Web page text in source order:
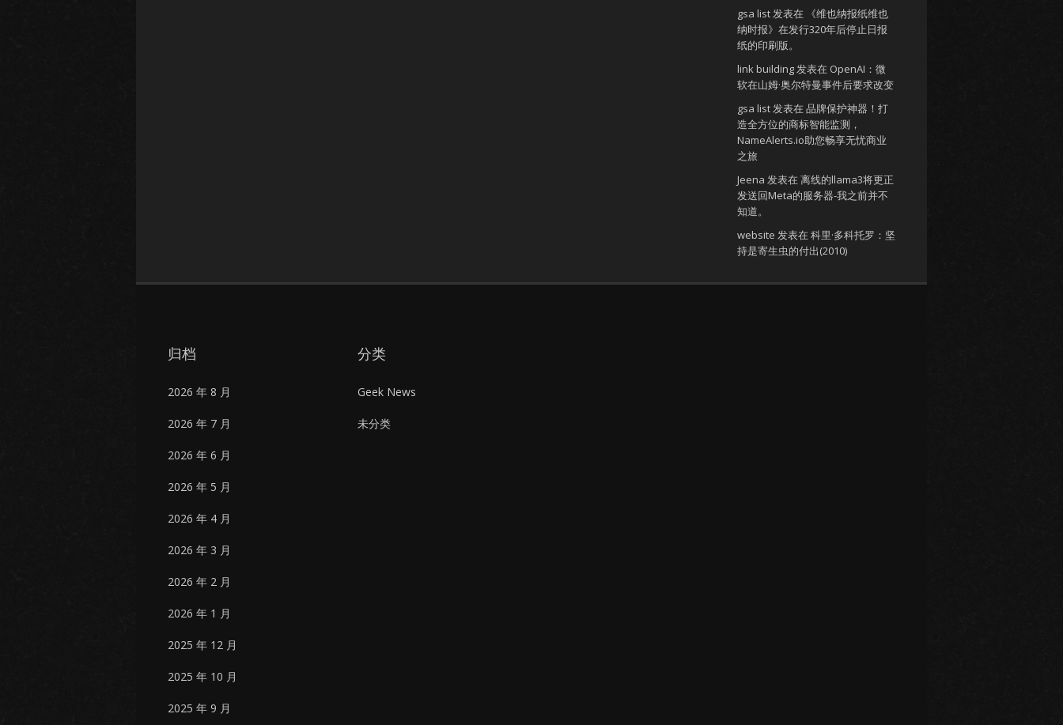
gsa list发表在
《维也纳报纸维也
纳时报》在发行320年后停止日报
纸的印刷版。
link building发表在 OpenAI：微
软在山姆·奥尔特曼事件后要求改变
gsa list发表在 品牌保护神器！打
造全方位的商标智能监测，
NameAlerts.io助您畅享无忧商业
之旅
Jeena 发表在 离线的llama3将更正
发送回Meta的服务器-我之前并不
知道。
website 发表在 科里·多科托罗：坚
持是寄生虫的付出(2010)
归档
2026 年 8 月
2026 年 7 月
2026 年 6 月
2026 年 5 月
2026 年 4 月
2026 年 3 月
2026 年 2 月
2026 年 1 月
2025 年 12 月
2025 年 10 月
2025 年 9 月
分类
Geek News
未分类